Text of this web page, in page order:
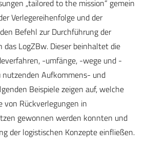
„tailored to the mission“ gemein
Verlegereihenfolge und der
Befehl zur Durchführung der
das LogZBw. Dieser beinhaltet die
-umfänge, -wege und -
nutzenden Aufkommens- und
Beispiele zeigen auf, welche
von Rückverlegungen in
gewonnen werden konnten und
der logistischen Konzepte einfließen.